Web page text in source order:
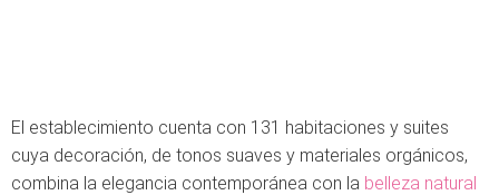
El establecimiento cuenta con 131 habitaciones y suites
cuya decoración, de tonos suaves y materiales orgánicos,
combina la elegancia contemporánea con la belleza natural